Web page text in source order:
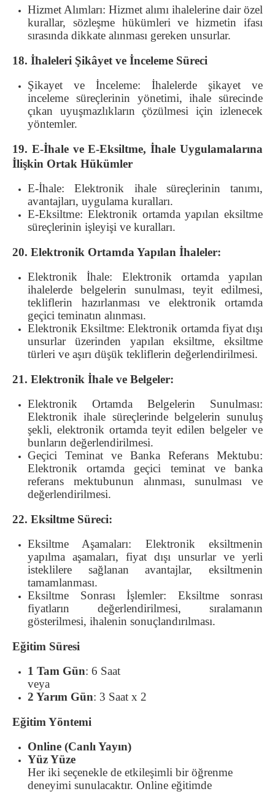
Hizmet Alımları: Hizmet alımı ihalelerine dair özel
kurallar, sözleşme hükümleri ve hizmetin ifası
sırasında dikkate alınması gereken unsurlar.
18. İhaleleri Şikâyet ve İnceleme Süreci
Şikayet ve İnceleme: İhalelerde şikayet ve
inceleme süreçlerinin yönetimi, ihale sürecinde
çıkan uyuşmazlıkların çözülmesi için izlenecek
yöntemler.
19. E-İhale ve E-Eksiltme, İhale Uygulamalarına
İlişkin Ortak Hükümler
E-İhale: Elektronik ihale süreçlerinin tanımı,
avantajları, uygulama kuralları.
E-Eksiltme: Elektronik ortamda yapılan eksiltme
süreçlerinin işleyişi ve kuralları.
20. Elektronik Ortamda Yapılan İhaleler:
Elektronik İhale: Elektronik ortamda yapılan
ihalelerde belgelerin sunulması, teyit edilmesi,
tekliflerin hazırlanması ve elektronik ortamda
geçici teminatın alınması.
Elektronik Eksiltme: Elektronik ortamda fiyat dışı
unsurlar üzerinden yapılan eksiltme, eksiltme
türleri ve aşırı düşük tekliflerin değerlendirilmesi.
21. Elektronik İhale ve Belgeler:
Elektronik Ortamda Belgelerin Sunulması:
Elektronik ihale süreçlerinde belgelerin sunuluş
şekli, elektronik ortamda teyit edilen belgeler ve
bunların değerlendirilmesi.
Geçici Teminat ve Banka Referans Mektubu:
Elektronik ortamda geçici teminat ve banka
referans mektubunun alınması, sunulması ve
değerlendirilmesi.
22. Eksiltme Süreci:
Eksiltme Aşamaları: Elektronik eksiltmenin
yapılma aşamaları, fiyat dışı unsurlar ve yerli
isteklilere sağlanan avantajlar, eksiltmenin
tamamlanması.
Eksiltme Sonrası İşlemler: Eksiltme sonrası
fiyatların değerlendirilmesi, sıralamanın
gösterilmesi, ihalenin sonuçlandırılması.
Eğitim Süresi
1 Tam Gün: 6 Saat
veya
2 Yarım Gün: 3 Saat x 2
Eğitim Yöntemi
Online (Canlı Yayın)
Yüz Yüze
Her iki seçenekle de etkileşimli bir öğrenme
deneyimi sunulacaktır. Online eğitimde